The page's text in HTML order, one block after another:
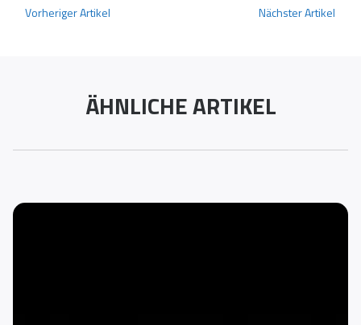
Vorheriger Artikel Nächster Artikel
ÄHNLICHE ARTIKEL